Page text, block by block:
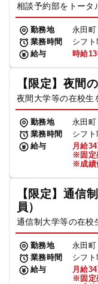
相談予約部をトータ
勤務地
永田町
業務時間
シフト
給与
時給
【限定】夜間
夜間大学等の在校生
勤務地
永田町
業務時間
シフト
給与
月給
※固定
※成績
【限定】通信
員）
通信制大学等の在校
勤務地
永田町
業務時間
シフト
給与
月給
※固定